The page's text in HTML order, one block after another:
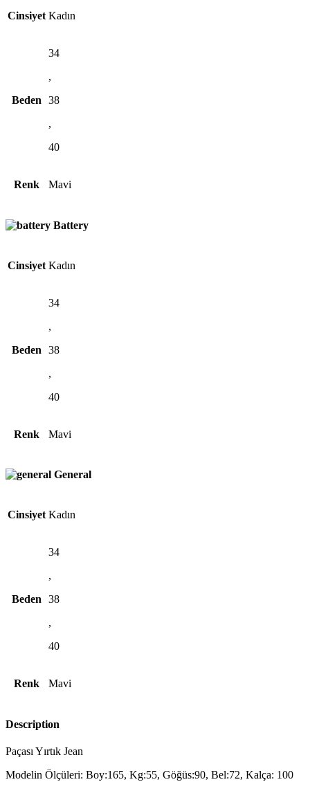
Cinsiyet Kadın
Beden
34
,
38
,
40
Renk Mavi
Battery
Cinsiyet Kadın
Beden
34
,
38
,
40
Renk Mavi
General
Cinsiyet Kadın
Beden
34
,
38
,
40
Renk Mavi
Description
Paçası Yırtık Jean
Modelin Ölçüleri: Boy:165, Kg:55, Göğüs:90, Bel:72, Kalça: 100